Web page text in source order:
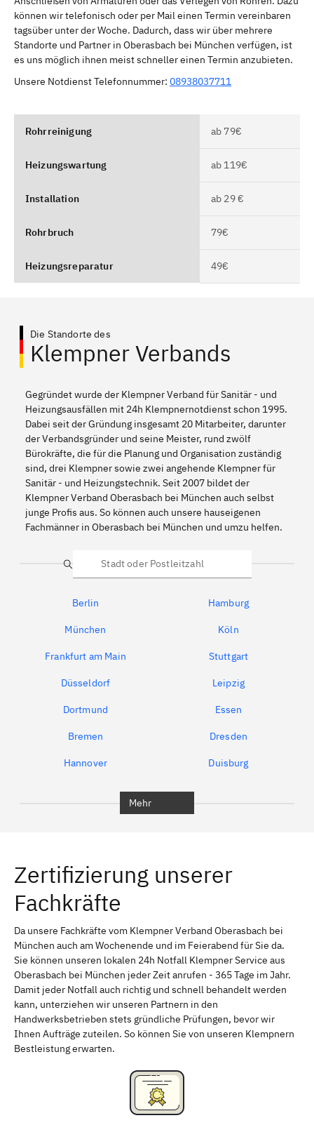
können wir telefonisch oder per Mail einen Termin vereinbaren
tagsüber unter der Woche. Dadurch, dass wir über mehrere
Standorte und Partner in Oberasbach bei München verfügen, ist
es uns möglich ihnen meist schneller einen Termin anzubieten.
Unsere Notdienst Telefonnummer: 08938037711
Rohrreinigung ab 79€
Heizungswartung ab 119€
Installation ab 29 €
Rohrbruch 79€
Heizungsreparatur 49€
Die Standorte des
Klempner Verbands
Gegründet wurde der Klempner Verband für Sanitär - und
Heizungsausfällen mit 24h Klempnernotdienst schon 1995.
Dabei seit der Gründung insgesamt 20 Mitarbeiter, darunter
der Verbandsgründer und seine Meister, rund zwölf
Bürokräfte, die für die Planung und Organisation zuständig
sind, drei Klempner sowie zwei angehende Klempner für
Sanitär - und Heizungstechnik. Seit 2007 bildet der
Klempner Verband Oberasbach bei München auch selbst
junge Profis aus. So können auch unsere hauseigenen
Fachmänner in Oberasbach bei München und umzu helfen.
Suche
Berlin Hamburg
München Köln
Frankfurt am Main Stuttgart
Düsseldorf Leipzig
Dortmund Essen
Bremen Dresden
Hannover Duisburg
Erlangen Bamberg
Bayreuth
Schweinfurt Passau
Freising Rudelsdorf, Mittelfranken
Mehr
Zertifizierung unserer
Fachkräfte
Da unsere Fachkräfte vom Klempner Verband Oberasbach bei
München auch am Wochenende und im Feierabend für Sie da.
Sie können unseren lokalen 24h Notfall Klempner Service aus
Oberasbach bei München jeder Zeit anrufen - 365 Tage im Jahr.
Damit jeder Notfall auch richtig und schnell behandelt werden
kann, unterziehen wir unseren Partnern in den
Handwerksbetrieben stets gründliche Prüfungen, bevor wir
Ihnen Aufträge zuteilen. So können Sie von unseren Klempnern
Bestleistung erwarten.